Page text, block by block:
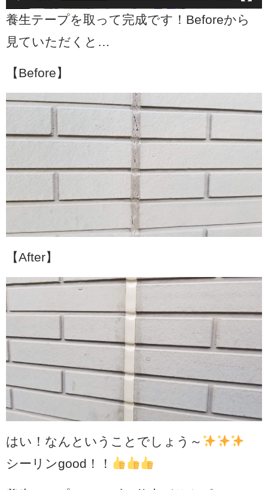
養生テープを取って完成です！Beforeから
見ていただくと…
【Before】
【After】
はい！なんということでしょう～
シーリンgood！！